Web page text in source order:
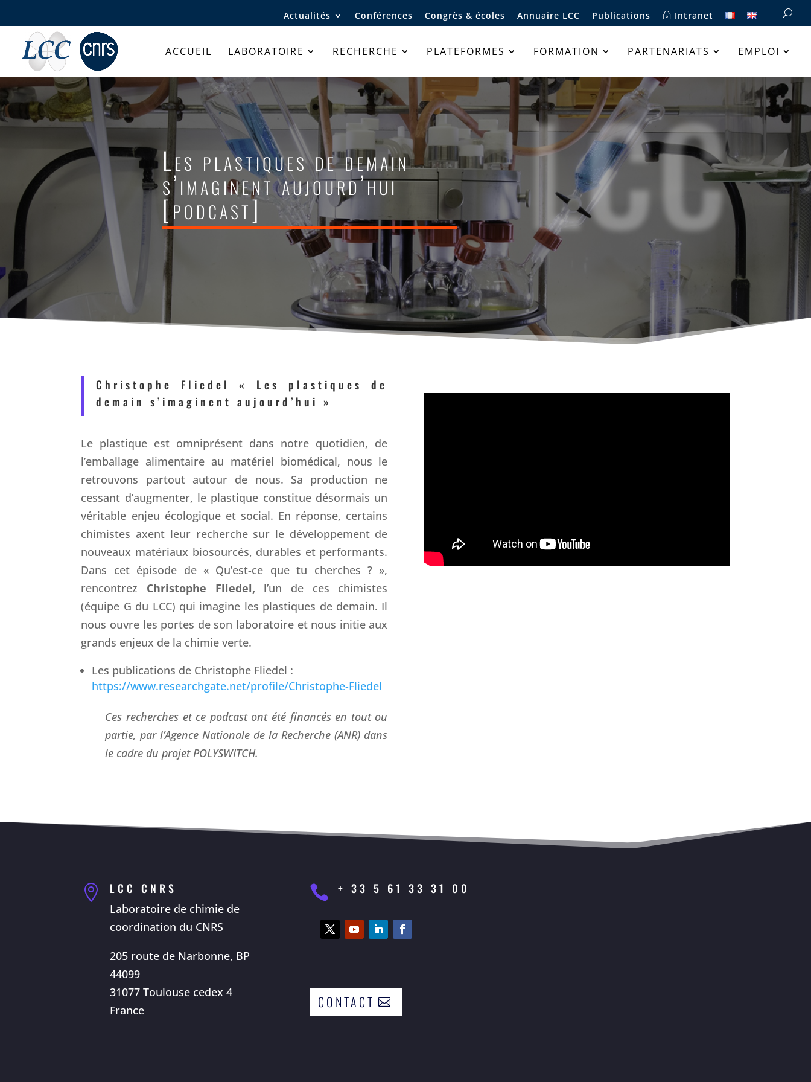
Actualités Conférences Congrès & écoles Annuaire LCC Publications Intranet
ACCUEIL LABORATOIRE RECHERCHE PLATEFORMES FORMATION PARTENARIATS EMPLOI
Les plastiques de demain
s’imaginent aujourd’hui
[podcast] LCC
Christophe Fliedel « Les plastiques de
demain s’imaginent aujourd’hui »
Le plastique est omniprésent dans notre quotidien, de
l’emballage alimentaire au matériel biomédical, nous le
retrouvons partout autour de nous. Sa production ne
cessant d’augmenter, le plastique constitue désormais un
véritable enjeu écologique et social. En réponse, certains
chimistes axent leur recherche sur le développement de
nouveaux matériaux biosourcés, durables et performants.
Dans cet épisode de « Qu’est-ce que tu cherches ? »,
rencontrez Christophe Fliedel, l’un de ces chimistes
(équipe G du LCC) qui imagine les plastiques de demain. Il
nous ouvre les portes de son laboratoire et nous initie aux
grands enjeux de la chimie verte.
Les publications de Christophe Fliedel :
https://www.researchgate.net/profile/Christophe-Fliedel
Ces recherches et ce podcast ont été financés en tout ou
partie, par l’Agence Nationale de la Recherche (ANR) dans
le cadre du projet POLYSWITCH.
 LCC CNRS
Laboratoire de chimie de
coordination du CNRS
205 route de Narbonne, BP
44099
31077 Toulouse cedex 4
France
 + 33 5 61 33 31 00
CONTACT